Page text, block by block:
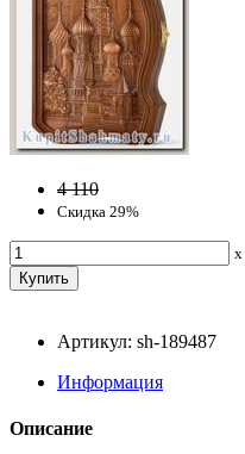
4 110
Скидка 29%
x
Артикул: sh-189487
Информация
Описание